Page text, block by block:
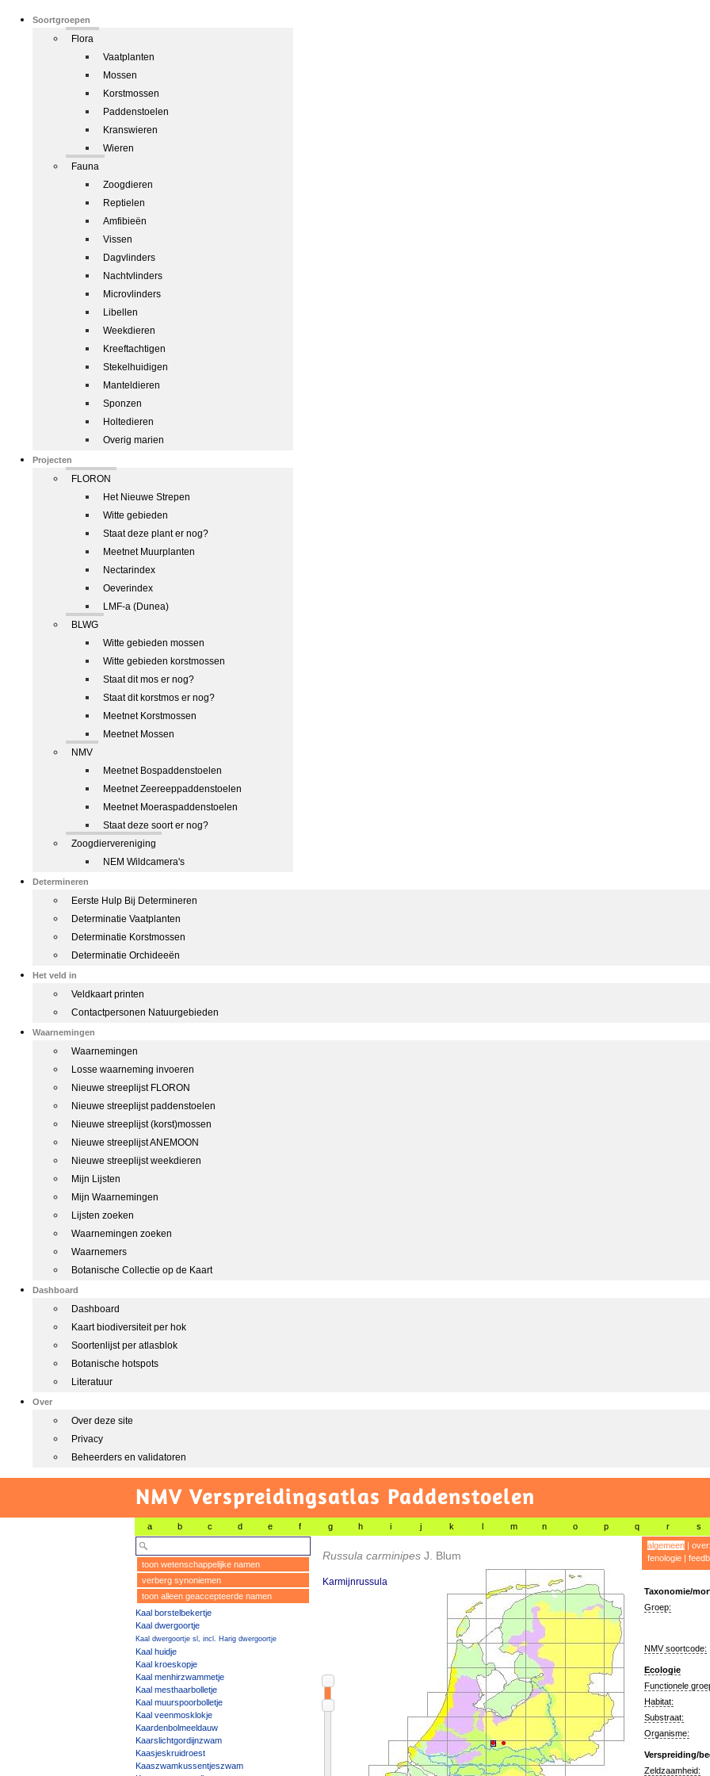
Soortgroepen
Flora
Vaatplanten
Mossen
Korstmossen
Paddenstoelen
Kranswieren
Wieren
Fauna
Zoogdieren
Reptielen
Amfibieën
Vissen
Dagvlinders
Nachtvlinders
Microvlinders
Libellen
Weekdieren
Kreeftachtigen
Stekelhuidigen
Manteldieren
Sponzen
Holtedieren
Overig marien
Projecten
FLORON
Het Nieuwe Strepen
Witte gebieden
Staat deze plant er nog?
Meetnet Muurplanten
Nectarindex
Oeverindex
LMF-a (Dunea)
BLWG
Witte gebieden mossen
Witte gebieden korstmossen
Staat dit mos er nog?
Staat dit korstmos er nog?
Meetnet Korstmossen
Meetnet Mossen
NMV
Meetnet Bospaddenstoelen
Meetnet Zeereeppaddenstoelen
Meetnet Moeraspaddenstoelen
Staat deze soort er nog?
Zoogdiervereniging
NEM Wildcamera's
Determineren
Eerste Hulp Bij Determineren
Determinatie Vaatplanten
Determinatie Korstmossen
Determinatie Orchideeën
Het veld in
Veldkaart printen
Contactpersonen Natuurgebieden
Waarnemingen
Waarnemingen
Losse waarneming invoeren
Nieuwe streeplijst FLORON
Nieuwe streeplijst paddenstoelen
Nieuwe streeplijst (korst)mossen
Nieuwe streeplijst ANEMOON
Nieuwe streeplijst weekdieren
Mijn Lijsten
Mijn Waarnemingen
Lijsten zoeken
Waarnemingen zoeken
Waarnemers
Botanische Collectie op de Kaart
Dashboard
Dashboard
Kaart biodiversiteit per hok
Soortenlijst per atlasblok
Botanische hotspots
Literatuur
Over
Over deze site
Privacy
Beheerders en validatoren
NMV Verspreidingsatlas Paddenstoelen
a b c d e f g h i j k l m n o p q r s
toon wetenschappelijke namen
verberg synoniemen
toon alleen geaccepteerde namen
Kaal borstelbekertje
Kaal dwergoortje
Kaal dwergoortje sl, incl. Harig dwergoortje
Kaal huidje
Kaal kroeskopje
Kaal menhirzwammetje
Kaal mesthaarbolletje
Kaal muurspoorbolletje
Kaal veenmosklokje
Kaardenbolmeeldauw
Kaarslichtgordijnzwam
Kaasjeskruidroest
Kaaszwamkussentjeszwam
Russula carminipes J. Blum
Karmijnrussula
algemeen|
fenologie|
Taxonomie/
Groep:
NMV soortcode:
Ecologie
Functionele
Habitat:
Substraat:
Organisme:
Verspreiding/
Zeldzaamheid: